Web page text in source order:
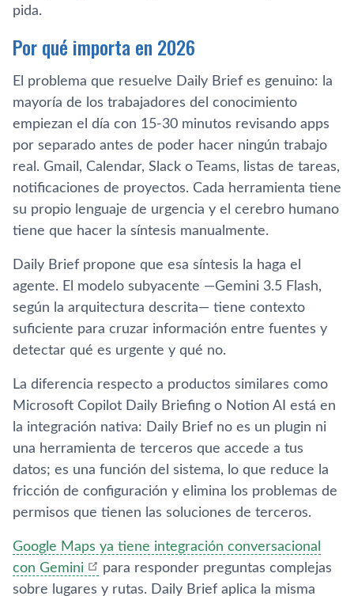
pida.
Por qué importa en 2026
El problema que resuelve Daily Brief es genuino: la
mayoría de los trabajadores del conocimiento
empiezan el día con 15-30 minutos revisando apps
por separado antes de poder hacer ningún trabajo
real. Gmail, Calendar, Slack o Teams, listas de tareas,
notificaciones de proyectos. Cada herramienta tiene
su propio lenguaje de urgencia y el cerebro humano
tiene que hacer la síntesis manualmente.
Daily Brief propone que esa síntesis la haga el
agente. El modelo subyacente —Gemini 3.5 Flash,
según la arquitectura descrita— tiene contexto
suficiente para cruzar información entre fuentes y
detectar qué es urgente y qué no.
La diferencia respecto a productos similares como
Microsoft Copilot Daily Briefing o Notion AI está en
la integración nativa: Daily Brief no es un plugin ni
una herramienta de terceros que accede a tus
datos; es una función del sistema, lo que reduce la
fricción de configuración y elimina los problemas de
permisos que tienen las soluciones de terceros.
Google Maps ya tiene integración conversacional
con Gemini
para responder preguntas complejas
sobre lugares y rutas. Daily Brief aplica la misma